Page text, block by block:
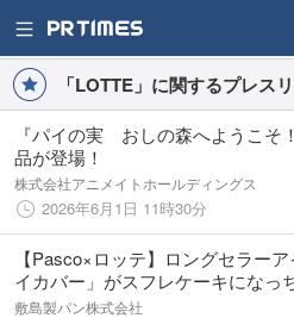
「LOTTE」に関するプレス
『パイの実 おしの森へようこそ
品が登場！
株式会社アニメイトホールディングス
2026年6月1日 11時30分
【Pasco×ロッテ】ロングセラー
イカバー」がスフレケーキになっ
た！？
敷島製パン株式会社